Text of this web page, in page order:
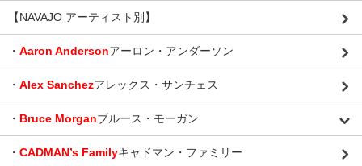
【NAVAJO アーティスト別】
・ Aaron Andersonアーロン・アンダーソン
・ Alex Sanchezアレックス・サンチェス
・ Bruce Morganブルース・モーガン
・ CADMAN’s Familyキャドマン・ファミリー